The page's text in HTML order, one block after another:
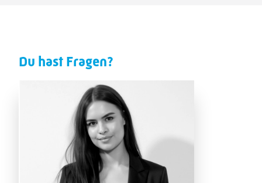
Du hast Fragen?